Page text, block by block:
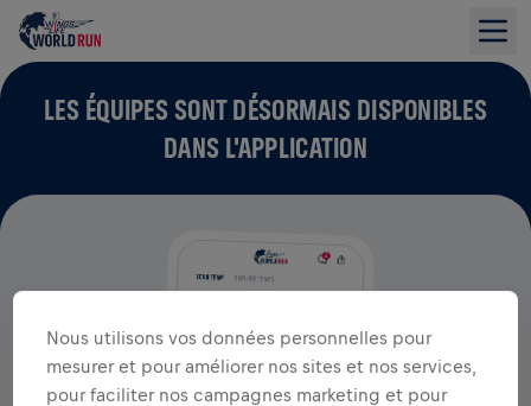
LES ÉQUIPES SONT DÉSORMAIS DISPONIBLES
DANS L'APPLICATION
Nous utilisons vos données personnelles pour
mesurer et pour améliorer nos sites et nos services,
pour faciliter nos campagnes marketing et pour